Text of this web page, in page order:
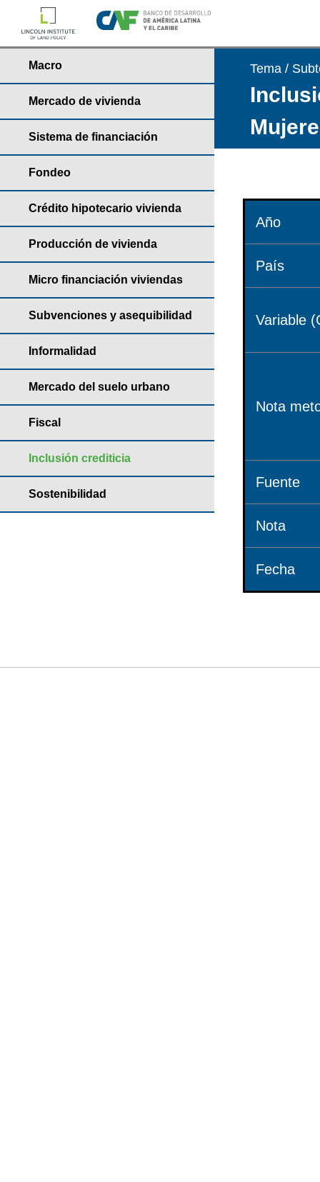
Macro
Mercado de vivienda
Sistema de financiación
Fondeo
Crédito hipotecario vivienda
Producción de vivienda
Micro financiación viviendas
Subvenciones y asequibilidad
Informalidad
Mercado del suelo urbano
Fiscal
Inclusión crediticia
Sostenibilidad
Tema /
Año
País
Variable
Nota
Fuente
Nota
Fecha